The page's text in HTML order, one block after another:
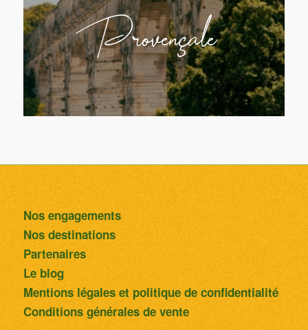
Provençale
Nos engagements
Nos destinations
Partenaires
Le blog
Mentions légales et politique de confidentialité
Conditions générales de vente